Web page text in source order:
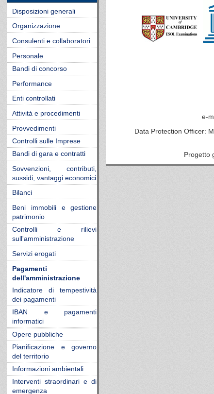
Disposizioni generali
Organizzazione
Consulenti e collaboratori
Personale
Bandi di concorso
Performance
Enti controllati
Attività e procedimenti
Provvedimenti
Controlli sulle Imprese
Bandi di gara e contratti
Sovvenzioni, contributi,
sussidi, vantaggi economici
Bilanci
Beni immobili e gestione
patrimonio
Controlli e rilievi
sull'amministrazione
Servizi erogati
Pagamenti
dell'amministrazione
Indicatore di tempestività
dei pagamenti
IBAN e pagamenti
informatici
Opere pubbliche
Pianificazione e governo
del territorio
Informazioni ambientali
Interventi straordinari e di
emergenza
e-
Data Protection Officer:
Progetto